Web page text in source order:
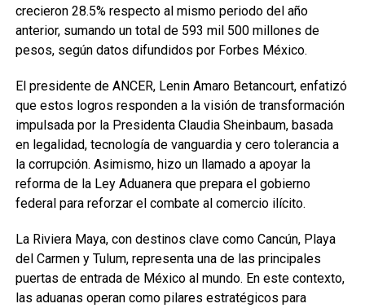
crecieron 28.5% respecto al mismo periodo del año
anterior, sumando un total de 593 mil 500 millones de
pesos, según datos difundidos por Forbes México.
El presidente de ANCER, Lenin Amaro Betancourt, enfatizó
que estos logros responden a la visión de transformación
impulsada por la Presidenta Claudia Sheinbaum, basada
en legalidad, tecnología de vanguardia y cero tolerancia a
la corrupción. Asimismo, hizo un llamado a apoyar la
reforma de la Ley Aduanera que prepara el gobierno
federal para reforzar el combate al comercio ilícito.
La Riviera Maya, con destinos clave como Cancún, Playa
del Carmen y Tulum, representa una de las principales
puertas de entrada de México al mundo. En este contexto,
las aduanas operan como pilares estratégicos para